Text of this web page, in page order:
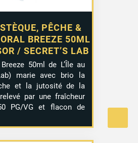
PÊCHE &
BREEZE 50ML
/ SECRET’S LAB
50ml de L’Île au
marie avec brio la
et la jutosité de la
par une fraîcheur
PG/VG et flacon de